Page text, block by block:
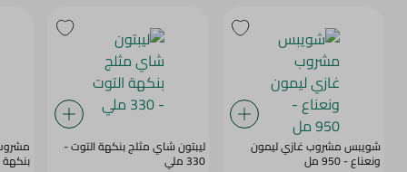
شويبس مشروب غازي ليمون
ونعناع - 950 مل
ليبتون شاي مثلج بنكهة التوت -
330 ملي
بنكهة